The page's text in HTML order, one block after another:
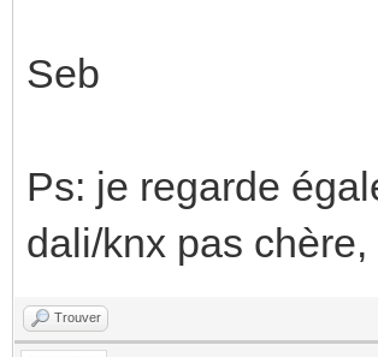
Seb
Ps: je regarde
dali/knx pas
Trouver